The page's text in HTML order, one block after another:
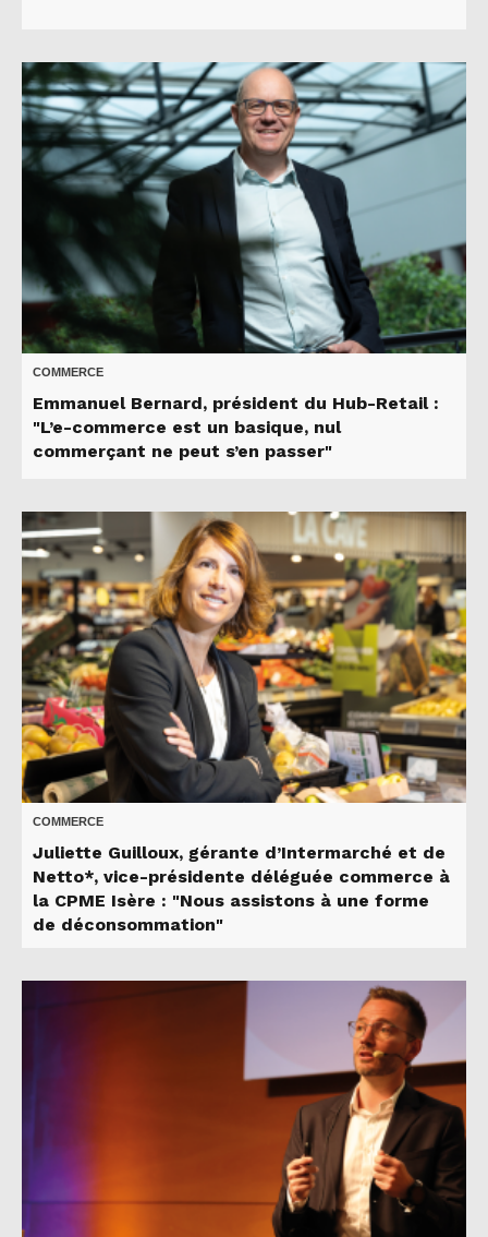
COMMERCE
Emmanuel Bernard, président du Hub-Retail :
"L’e-commerce est un basique, nul
commerçant ne peut s’en passer"
COMMERCE
Juliette Guilloux, gérante d’Intermarché et de
Netto*, vice-présidente déléguée commerce à
la CPME Isère : "Nous assistons à une forme
de déconsommation"